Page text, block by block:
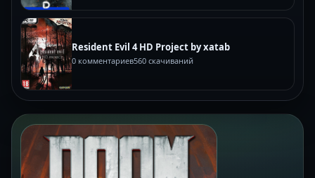
Resident Evil 4 HD Project by xatab
0 комментариев560 скачиваний